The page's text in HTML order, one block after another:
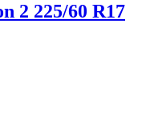
2 225/60 R17